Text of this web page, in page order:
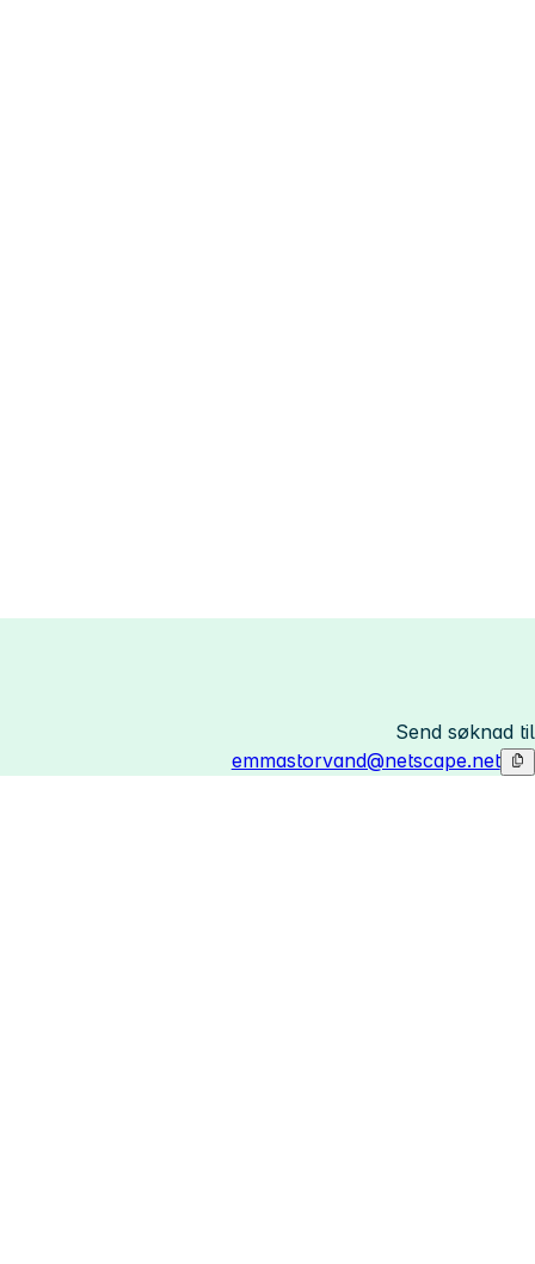
Send søknad til
emmastorvand@netscape.net